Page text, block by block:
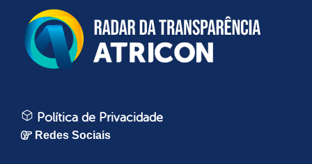
Política de Privacidade
Redes Sociais